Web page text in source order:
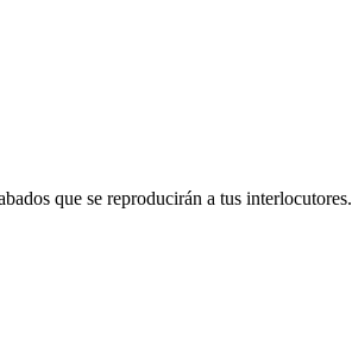
que se reproducirán a tus interlocutores.